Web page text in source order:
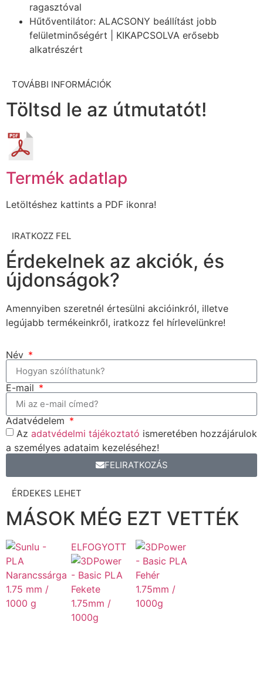
ragasztóval
Hűtőventilátor: ALACSONY beállítást jobb
felületminőségért | KIKAPCSOLVA erősebb
alkatrészért
TOVÁBBI INFORMÁCIÓK
Töltsd le az útmutatót!
Termék adatlap
Letöltéshez kattints a PDF ikonra!
IRATKOZZ FEL
Érdekelnek az akciók, és
újdonságok?
Amennyiben szeretnél értesülni akcióinkról, illetve
legújabb termékeinkről, iratkozz fel hírlevelünkre!
Név
E-mail
Adatvédelem
Az adatvédelmi tájékoztató ismeretében hozzájárulok
a személyes adataim kezeléséhez!
FELIRATKOZÁS
ÉRDEKES LEHET
MÁSOK MÉG EZT VETTÉK
ELFOGYOTT